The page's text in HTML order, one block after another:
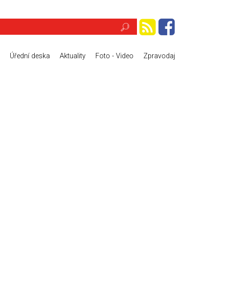
Úřední deska Aktuality Foto - Video Zpravodaj